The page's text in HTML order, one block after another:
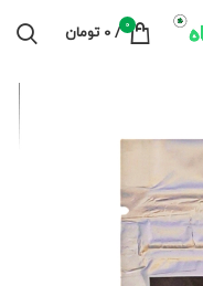
0
/
0 تومان